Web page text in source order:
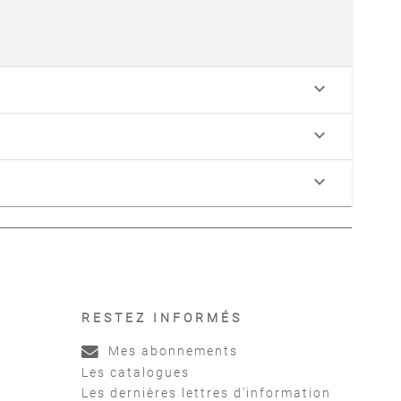
keyboard_arrow_down
keyboard_arrow_down
keyboard_arrow_down
RESTEZ INFORMÉS
Mes abonnements
Les catalogues
Les dernières lettres d'information